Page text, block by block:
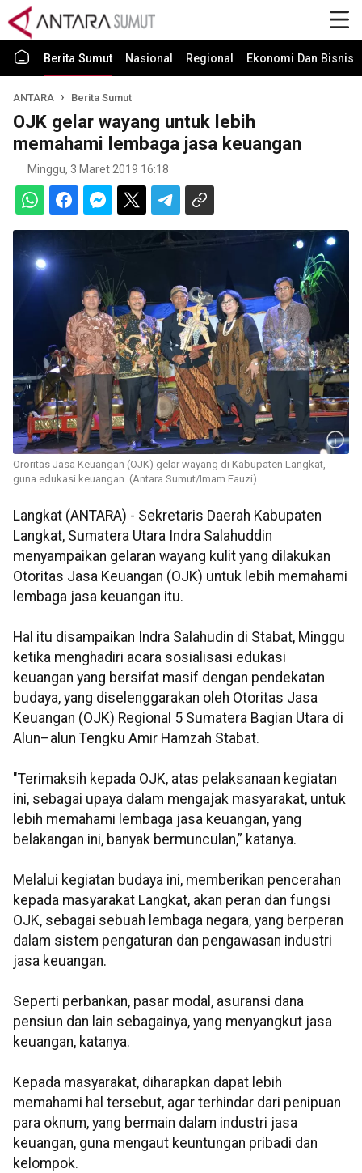
Berita Sumut Nasional Regional Ekonomi Dan Bisnis
ANTARA Berita Sumut
OJK gelar wayang untuk lebih
memahami lembaga jasa keuangan
Minggu, 3 Maret 2019 16:18
Ororitas Jasa Keuangan (OJK) gelar wayang di Kabupaten Langkat,
guna edukasi keuangan. (Antara Sumut/Imam Fauzi)
Langkat (ANTARA) - Sekretaris Daerah Kabupaten
Langkat, Sumatera Utara Indra Salahuddin
menyampaikan gelaran wayang kulit yang dilakukan
Otoritas Jasa Keuangan (OJK) untuk lebih memahami
lembaga jasa keuangan itu.
Hal itu disampaikan Indra Salahudin di Stabat, Minggu
ketika menghadiri acara sosialisasi edukasi
keuangan yang bersifat masif dengan pendekatan
budaya, yang diselenggarakan oleh Otoritas Jasa
Keuangan (OJK) Regional 5 Sumatera Bagian Utara di
Alun–alun Tengku Amir Hamzah Stabat.
"Terimaksih kepada OJK, atas pelaksanaan kegiatan
ini, sebagai upaya dalam mengajak masyarakat, untuk
lebih memahami lembaga jasa keuangan, yang
belakangan ini, banyak bermunculan,” katanya.
Melalui kegiatan budaya ini, memberikan pencerahan
kepada masyarakat Langkat, akan peran dan fungsi
OJK, sebagai sebuah lembaga negara, yang berperan
dalam sistem pengaturan dan pengawasan industri
jasa keuangan.
Seperti perbankan, pasar modal, asuransi dana
pensiun dan lain sebagainya, yang menyangkut jasa
keuangan, katanya.
Kepada masyarakat, diharapkan dapat lebih
memahami hal tersebut, agar terhindar dari penipuan
para oknum, yang bermain dalam industri jasa
keuangan, guna mengaut keuntungan pribadi dan
kelompok.